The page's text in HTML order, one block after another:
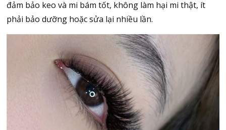
đảm bảo keo và mi bám tốt, không làm hại mi thật, ít
phải bảo dưỡng hoặc sửa lại nhiều lần.